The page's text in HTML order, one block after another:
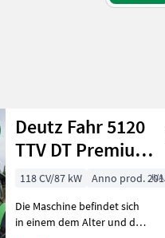
Paese Filtri
Mostra
1.904
risultati
Deutz Fahr 5120
TTV DT Premium
Plus
118 CV/87 kW Anno prod.
Die Maschine befindet sich
in einem dem Alter und der